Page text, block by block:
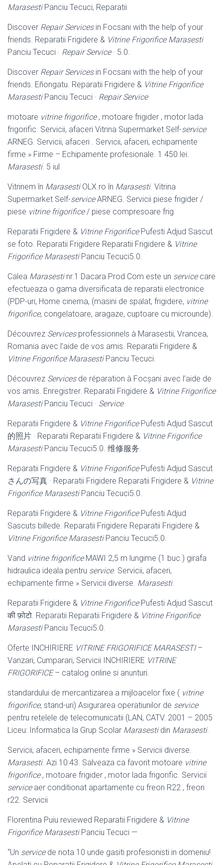
MarasestiPanciu Tecuci, Reparatii
Discover Repair Servicesin Focsani with the help of your
friends. Reparatii Frigidere & Vitrine Frigorifice Marasesti
Panciu Tecuci · Repair Service· 5.0.
Discover Repair Servicesin Focsani with the help of your
friends. Eñongatu. Reparatii Frigidere & Vitrine Frigorifice
MarasestiPanciu Tecuci · Repair Service
motoare vitrine frigorifice, motoare frigider , motor lada
frigorific. Servicii, afaceri Vitrina Supermarket Self-service
ARNEG. Servicii, afaceri . Servicii, afaceri, echipamente
firme » Firme – Echipamente profesionale. 1 450 lei.
Marasesti. 5 iul
Vitrinem în MarasestiOLX.ro în Marasesti. Vitrina
Supermarket Self-serviceARNEG. Servicii piese frigider /
piese vitrine frigorifice/ piese compresoare frig
Reparatii Frigidere & Vitrine FrigorificePufesti Adjud Sascut
se foto. Reparatii Frigidere Reparatii Frigidere & Vitrine
Frigorifice MarasestiPanciu Tecuci5.0.
Calea Marasestinr.1 Dacara Prod Com este un servicecare
efectueaza o gama diversificata de reparatii electronice
(PDP-uri, Home cinema, (masini de spalat, frigidere, vitrine
frigorifice, congelatoare, aragaze, cuptoare cu microunde)
Découvrez Servicesprofessionnels à Marasestii, Vrancea,
Romania avec l’aide de vos amis. Reparatii Frigidere &
Vitrine Frigorifice MarasestiPanciu Tecuci.
Découvrez Servicesde réparation à Focșani avec l’aide de
vos amis. Enregistrer. Reparatii Frigidere & Vitrine Frigorifice
MarasestiPanciu Tecuci · Service
Reparatii Frigidere & Vitrine FrigorificePufesti Adjud Sascut
的照片 · Reparatii Reparatii Frigidere & Vitrine Frigorifice
MarasestiPanciu Tecuci5.0. 维修服务.
Reparatii Frigidere & Vitrine FrigorificePufesti Adjud Sascut
さんの写真 · Reparatii Frigidere Reparatii Frigidere & Vitrine
Frigorifice MarasestiPanciu Tecuci5.0.
Reparatii Frigidere & Vitrine FrigorificePufesti Adjud
Sascuts billede. Reparatii Frigidere Reparatii Frigidere &
Vitrine Frigorifice MarasestiPanciu Tecuci5.0.
Vand vitrine frigorificeMAWI 2,5 m lungime (1 buc.) girafa
hidraulica ideala pentru service. Servicii, afaceri,
echipamente firme » Servicii diverse. Marasesti.
Reparatii Frigidere & Vitrine FrigorificePufesti Adjud Sascut
की फ़ोटो. Reparatii Reparatii Frigidere & Vitrine Frigorifice
MarasestiPanciu Tecuci5.0.
Oferte INCHIRIERE VITRINE FRIGORIFICE MARASESTI–
Vanzari, Cumparari, Servicii INCHIRIERE VITRINE
FRIGORIFICE– catalog online si anunturi.
standardului de mercantizarea a mijloacelor fixe ( vitrine
frigorifice, stand-uri) Asigurarea operatiunilor de service
pentru retelele de telecomunicatii (LAN, CATV. 2001 – 2005
Liceu: Informatica la Grup Scolar Marasestidin Marasesti.
Servicii, afaceri, echipamente firme » Servicii diverse.
Marasesti. Azi 10:43. Salveaza ca favorit motoare vitrine
frigorifice, motoare frigider , motor lada frigorific. Servicii
serviceaer conditionat apartamente cu freon R22 , freon
r22. Servicii
Florentina Puiu reviewed Reparatii Frigidere & Vitrine
Frigorifice MarasestiPanciu Tecuci —
“Un servicede nota 10 unde gasiti profesionisti in domeniu!